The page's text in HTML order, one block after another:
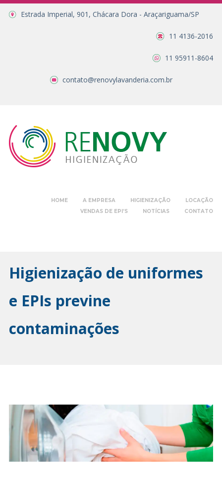
Estrada Imperial, 901, Chácara Dora - Araçariguama/SP
11 4136-2016
11 95911-8604
contato@renovylavanderia.com.br
HOME A EMPRESA HIGIENIZAÇÃO
LOCAÇÃO
VENDAS DE EPI’S
NOTÍCIAS CONTATO
Higienização de uniformes
e EPIs previne
contaminações